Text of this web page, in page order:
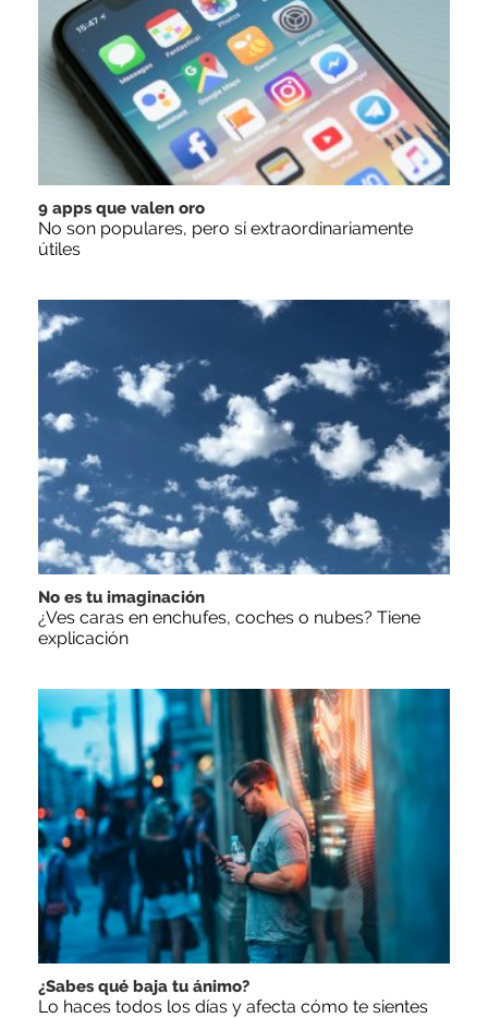
9 apps que valen oro
No son populares, pero sí extraordinariamente
útiles
No es tu imaginación
¿Ves caras en enchufes, coches o nubes? Tiene
explicación
¿Sabes qué baja tu ánimo?
Lo haces todos los días y afecta cómo te sientes